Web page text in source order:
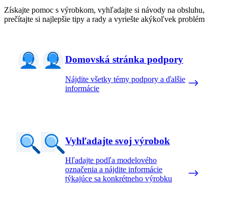
Získajte pomoc s výrobkom, vyhľadajte si návody na obsluhu,
prečítajte si najlepšie tipy a rady a vyriešte akýkoľvek problém
Domovská stránka podpory
Nájdite všetky témy podpory a ďalšie
informácie
Vyhľadajte svoj výrobok
Hľadajte podľa modelového
označenia a nájdite informácie
týkajúce sa konkrétneho výrobku